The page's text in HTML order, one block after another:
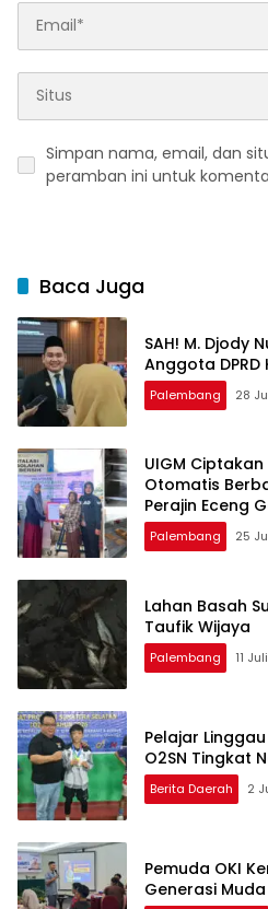
Simpan nama, email, dan
peramban ini untuk
Baca Juga
SAH! M. Djody
Anggota
Palembang 28
UIGM
Otomatis
Perajin Eceng
Palembang 25
Lahan Basah
Taufik Wijaya
Palembang 11
Pelajar
O2SN Tingkat
Berita Daerah 2
Pemuda OKI
Generasi